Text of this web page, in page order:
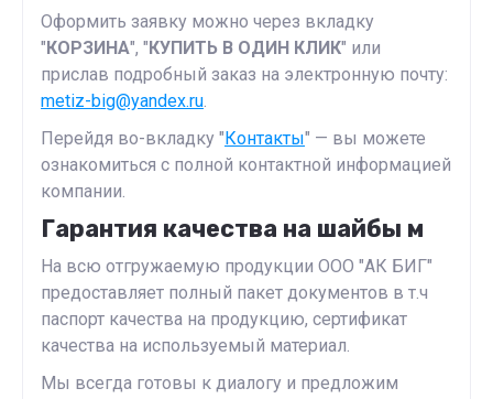
Оформить заявку можно через вкладку
"КОРЗИНА", "КУПИТЬ В ОДИН КЛИК" или
прислав подробный заказ на электронную почту:
metiz-big@yandex.ru.
Перейдя во-вкладку "Контакты" — вы можете
ознакомиться с полной контактной информацией
компании.
Гарантия качества на шайбы м
На всю отгружаемую продукции ООО "АК БИГ"
предоставляет полный пакет документов в т.ч
паспорт качества на продукцию, сертификат
качества на используемый материал.
Мы всегда готовы к диалогу и предложим